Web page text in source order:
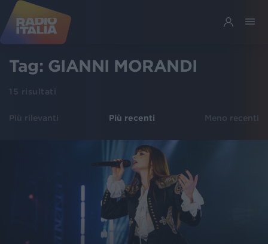
Tag: GIANNI MORANDI
15 risultati
Più rilevanti Più recenti Meno recenti